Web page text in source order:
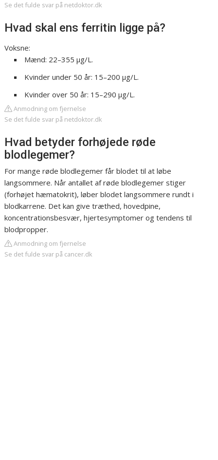
Se det fulde svar på netdoktor.dk
Hvad skal ens ferritin ligge på?
Voksne:
Mænd: 22–355 µg/L.
Kvinder under 50 år: 15–200 µg/L.
Kvinder over 50 år: 15–290 µg/L.
Anmodning om fjernelse
Se det fulde svar på netdoktor.dk
Hvad betyder forhøjede røde
blodlegemer?
For mange røde blodlegemer får blodet til at løbe
langsommere. Når antallet af røde blodlegemer stiger
(forhøjet hæmatokrit), løber blodet langsommere rundt i
blodkarrene. Det kan give træthed, hovedpine,
koncentrationsbesvær, hjertesymptomer og tendens til
blodpropper.
Anmodning om fjernelse
Se det fulde svar på cancer.dk